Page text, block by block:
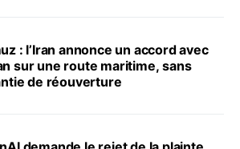
: l’Iran annonce un accord avec
sur une route maritime, sans
de réouverture